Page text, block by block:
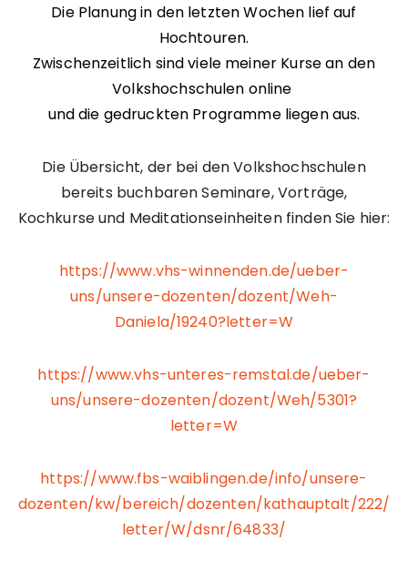
Die Planung in den letzten Wochen lief auf
Hochtouren.
Zwischenzeitlich sind viele meiner Kurse an den
Volkshochschulen online
und die gedruckten Programme liegen aus.
Die Übersicht, der bei den Volkshochschulen
bereits buchbaren Seminare, Vorträge,
Kochkurse und Meditationseinheiten finden Sie hier:
https://www.vhs-winnenden.de/ueber-
uns/unsere-dozenten/dozent/Weh-
Daniela/19240?letter=W
https://www.vhs-unteres-remstal.de/ueber-
uns/unsere-dozenten/dozent/Weh/5301?
letter=W
https://www.fbs-waiblingen.de/info/unsere-
dozenten/kw/bereich/dozenten/kathauptalt/222/
letter/W/dsnr/64833/